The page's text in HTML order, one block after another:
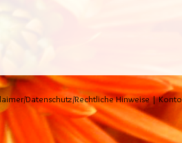
Datenschutz/Rechtliche Hinweise|Konto